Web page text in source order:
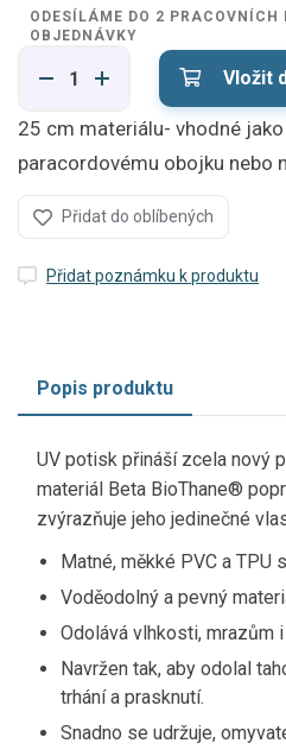
25 cm materiálu- vhodné
paracordovému obojku nebo
Vložit
Přidat do oblíbených
Přidat poznámku k produktu
ODESÍLÁME DO 2 PRACOVNÍCH
OBJEDNÁVKY
Popis produktu
UV potisk přináší zcela nový
materiál Beta BioThane®
zvýrazňuje jeho jedinečné
Matné, měkké PVC a TPU
Voděodolný a pevný
Odolává vlhkosti, mrazům i
Navržen tak, aby odolal
trhání a prasknutí.
Snadno se udržuje,